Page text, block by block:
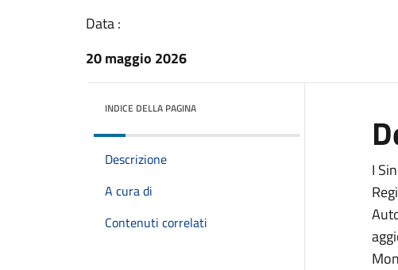
Data :
20 maggio 2026
INDICE DELLA PAGINA
Descrizione
A cura di
Contenuti correlati
I